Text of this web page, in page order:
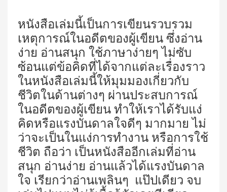
หนังสือเล่มนี้เป็นการเขียนรวบรวม
เหตุการณ์ในอดีตของผู้เขียน ซึ่งอ่าน
ง่าย อ่านสนุก ใช้ภาษาง่ายๆ ไม่ซับ
ซ้อนแต่ข้อคิดที่ได้จากแต่ละเรื่องราว
ในหนังสือเล่มนี้ให้มุมมองเกี่ยวกับ
ชีวิตในด้านต่างๆ ผ่านประสบการณ์
ในอดีตของผู้เขียน ทำให้เราได้รับแง่
คิดหรือแรงบันดาลใจดีๆ มากมาย ไม่
ว่าจะเป็นในแง่การทำงาน หรือการใช้
ชีวิต ถือว่า เป็นหนังสืออีกเล่มที่อ่าน
สนุก อ่านง่าย อ่านแล้วได้แรงบันดาล
ใจ เรียกว่าอ่านเพลินๆ
แป๊ปเดียว จบ